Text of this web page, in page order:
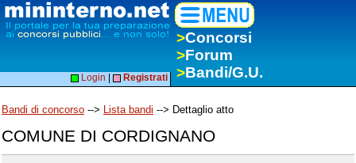
>Concorsi
>Forum
>Bandi/G.U.
Login Registrati
Bandi di concorso --> Lista bandi --> Dettaglio atto
COMUNE DI CORDIGNANO